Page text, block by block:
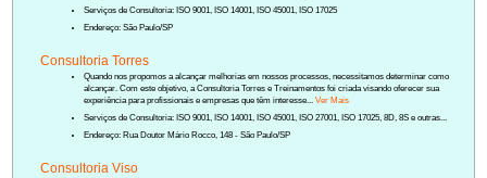
Serviços de Consultoria: ISO 9001, ISO 14001, ISO 45001, ISO 17025
Endereço: São Paulo/SP
Consultoria Torres
Quando nos propomos a alcançar melhorias em nossos processos, necessitamos determinar como
alcançar. Com este objetivo, a Consultoria Torres e Treinamentos foi criada visando oferecer sua
experiência para profissionais e empresas que têm interesse...Ver Mais
Serviços de Consultoria: ISO 9001, ISO 14001, ISO 45001, ISO 27001, ISO 17025, 8D, 8S e outras...
Endereço: Rua Doutor Mário Rocco, 148 - São Paulo/SP
Consultoria Viso